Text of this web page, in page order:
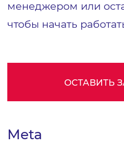
менеджером или
чтобы начать
ОСТАВИТЬ
Meta